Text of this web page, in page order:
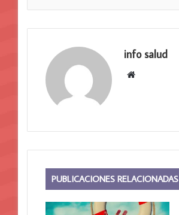
info salud
Sitio
PUBLICACIONES RELACIONADAS